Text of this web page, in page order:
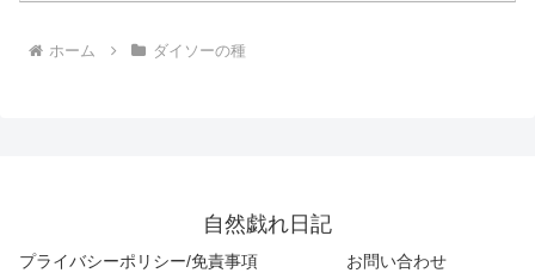
ホーム ダイソーの種
自然戯れ日記
プライバシーポリシー/免責事項 お問い合わせ